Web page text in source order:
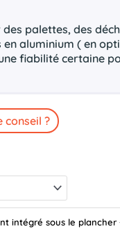
palettes, des
aluminium ( en
fiabilité certaine
conseil ?
intégré sous le plancher